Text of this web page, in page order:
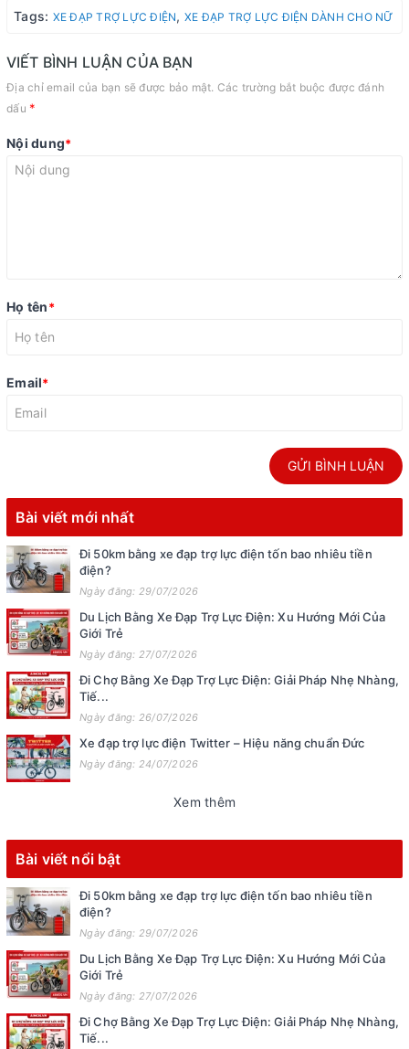
Tags: XE ĐẠP TRỢ LỰC ĐIỆN, XE ĐẠP TRỢ LỰC ĐIỆN DÀNH CHO NỮ
VIẾT BÌNH LUẬN CỦA BẠN
Địa chỉ email của bạn sẽ được bảo mật. Các trường bắt buộc được đánh
dấu *
Nội dung*
Họ tên*
Email*
GỬI BÌNH LUẬN
Bài viết mới nhất
Đi 50km bằng xe đạp trợ lực điện tốn bao nhiêu tiền
điện?
Ngày đăng: 29/07/2026
Du Lịch Bằng Xe Đạp Trợ Lực Điện: Xu Hướng Mới Của
Giới Trẻ
Ngày đăng: 27/07/2026
Đi Chợ Bằng Xe Đạp Trợ Lực Điện: Giải Pháp Nhẹ Nhàng,
Tiế...
Ngày đăng: 26/07/2026
Xe đạp trợ lực điện Twitter – Hiệu năng chuẩn Đức
Ngày đăng: 24/07/2026
Xem thêm
Bài viết nổi bật
Đi 50km bằng xe đạp trợ lực điện tốn bao nhiêu tiền
điện?
Ngày đăng: 29/07/2026
Du Lịch Bằng Xe Đạp Trợ Lực Điện: Xu Hướng Mới Của
Giới Trẻ
Ngày đăng: 27/07/2026
Đi Chợ Bằng Xe Đạp Trợ Lực Điện: Giải Pháp Nhẹ Nhàng,
Tiế...